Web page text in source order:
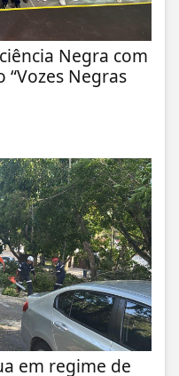
Negra com
Negras
em regime de